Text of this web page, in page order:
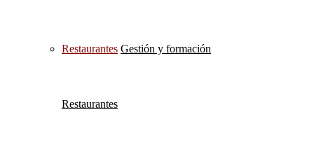
Restaurantes Gestión y formación
Restaurantes